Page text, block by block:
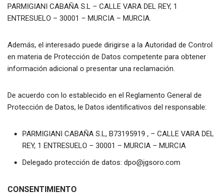
PARMIGIANI CABAÑA S.L – CALLE VARA DEL REY, 1
ENTRESUELO – 30001 – MURCIA – MURCIA.
Además, el interesado puede dirigirse a la Autoridad de Control
en materia de Protección de Datos competente para obtener
información adicional o presentar una reclamación.
De acuerdo con lo establecido en el Reglamento General de
Protección de Datos, le Datos identificativos del responsable:
PARMIGIANI CABAÑA S.L, B73195919 , – CALLE VARA DEL
REY, 1 ENTRESUELO – 30001 – MURCIA – MURCIA
Delegado protección de datos: dpo@jgsoro.com
CONSENTIMIENTO